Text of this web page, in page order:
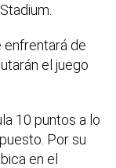
enfrentará de
el juego
10 puntos a lo
Por su
en el